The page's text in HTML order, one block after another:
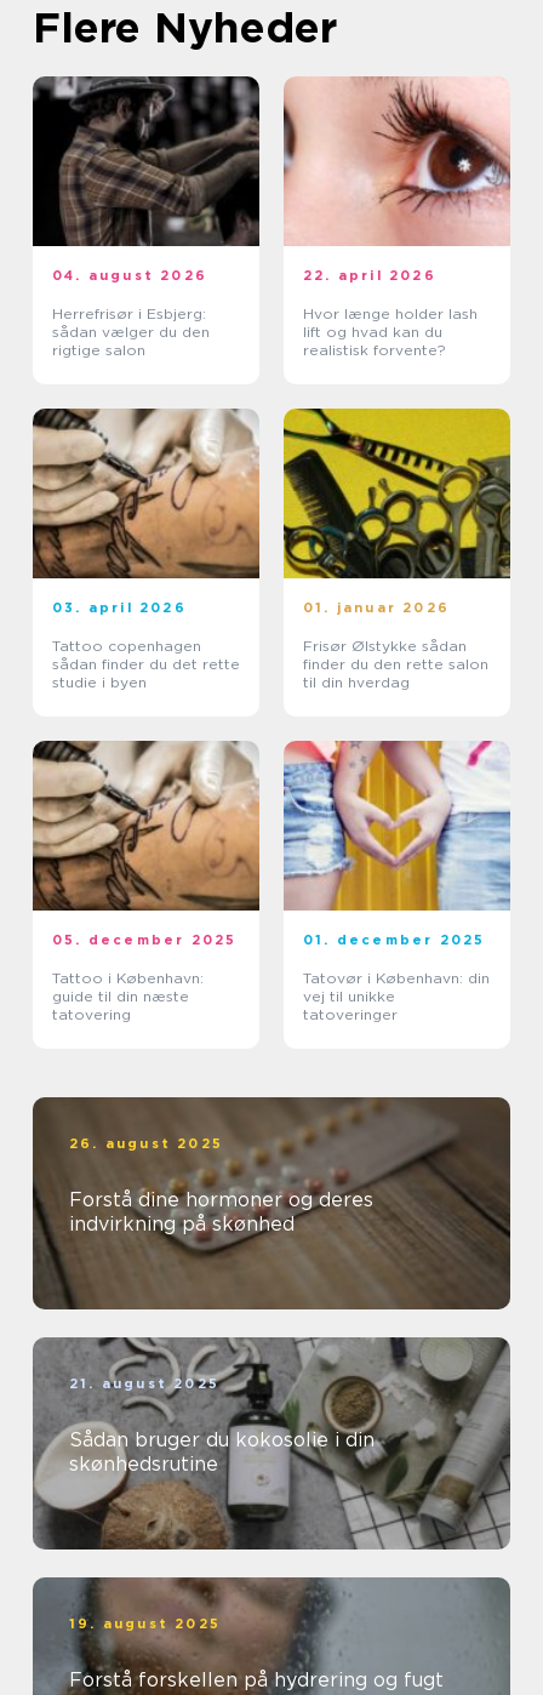
Flere Nyheder
04. august 2026
Herrefrisør i Esbjerg:
sådan vælger du den
rigtige salon
22. april 2026
Hvor længe holder lash
lift og hvad kan du
realistisk forvente?
03. april 2026
Tattoo copenhagen
sådan finder du det rette
studie i byen
01. januar 2026
Frisør Ølstykke sådan
finder du den rette salon
til din hverdag
05. december 2025
Tattoo i København:
guide til din næste
tatovering
01. december 2025
Tatovør i København: din
vej til unikke
tatoveringer
26. august 2025
Forstå dine hormoner og deres
indvirkning på skønhed
21. august 2025
Sådan bruger du kokosolie i din
skønhedsrutine
19. august 2025
Forstå forskellen på hydrering og fugt